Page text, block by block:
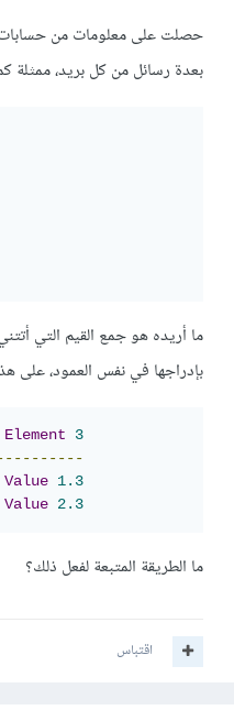
حصلت على معلومات من حسابات
بعدة رسائل من كل بريد، ممثلة
ما أريده هو جمع القيم التي
بإدراجها في نفس العمود، على
Element
3
Value
1.3
Value 2.3
ما الطريقة المتبعة لفعل ذلك؟
اقتباس